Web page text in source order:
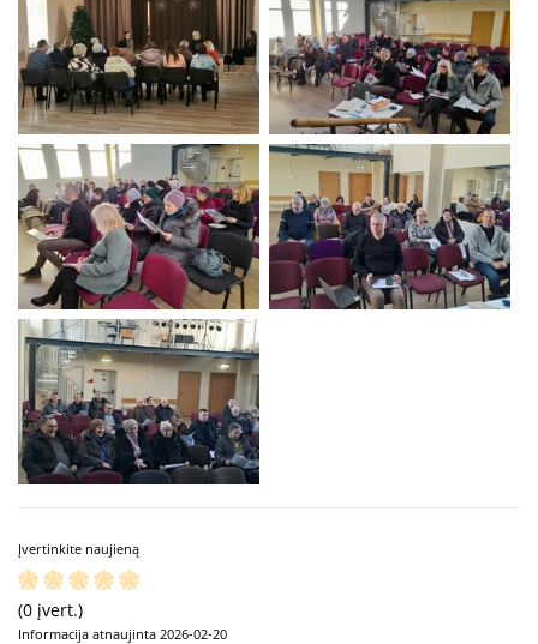
Įvertinkite naujieną
(0 įvert.)
Informacija atnaujinta 2026-02-20